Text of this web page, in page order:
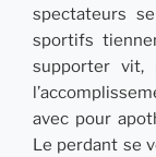
spectateurs
sportifs
supporter vit,
avec pour
Le perdant se